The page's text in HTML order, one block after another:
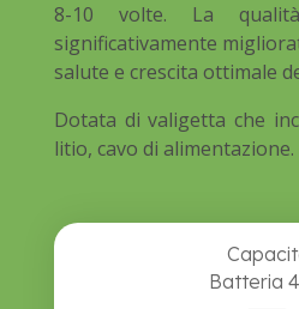
8-10 volte. La
significativamente
salute e crescita ottimale
Dotata di valigetta che
litio, cavo di alimentazione.
Batteria